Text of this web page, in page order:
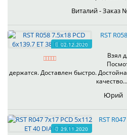
Виталий - Заказ
02.12.2020
RST
Взял
держатся. Доставлен быстро.
качество...
Юрий
29.11.2020
RST